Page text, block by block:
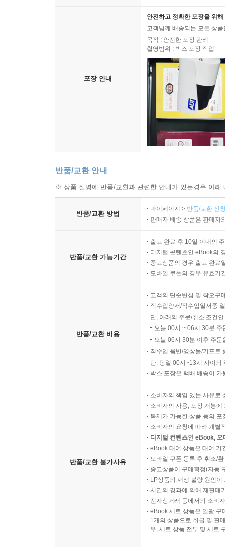
포장 안내
안전하고 정확한 포장을 위
고객님께 배송되는 모든 상
목적 : 안전한 포장 관리
촬영범위 : 박스 포장 작업
반품/교환 안내
※ 상품 설명에 반품/교환과 관련한 안내가 있는경우 아
반품/교환 방법
마이페이지 > 반품/교환 신
판매자 배송 상품은 판매자
반품/교환 가능기간
출고 완료 후 10일 이내의
디지털 콘텐츠인 eBook의
중고상품의 경우 출고 완료
모바일 쿠폰의 경우 유효기
반품/교환 비용
고객의 단순변심 및 착오구
직수입양서/직수입일서중
단, 아래의 주문/취소 조건
오늘 00시 ~ 06시 30분
오늘 06시 30분 이후 주
직수입 음반/영상물/기프트
단, 당일 00시~13시 사이의
박스 포장은 택배 배송이
반품/교환 불가사유
소비자의 책임 있는 사유로
소비자의 사용, 포장 개봉
복제가 가능한 상품 등의
소비자의 요청에 따라 개별
디지털 컨텐츠인 eBook,
eBook 대여 상품은 대여 기
모바일 쿠폰 등록 후 취소/
중고상품이 구매확정(자동
LP상품의 재생 불량 원인
시간의 경과에 의해 재판매
전자상거래 등에서의 소비
eBook 세트 상품은 일괄 구
1개의 상품으로 취급 및 판
우, 세트 상품 전부 및 세트